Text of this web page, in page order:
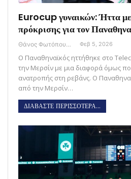
Eurocup γυναικών: Ήττα με
πρόκρισης για τον
Θάνος Φωτόπουλος Φεβ 5, 2026
Ο Παναθηναϊκός ηττήθηκε στο
την Μερσίν με μια διαφορά όμως
ανατροπής στη ρεβάνς. Ο
από την Μερσίν…
ΔΙΑΒΑΣΤΕ ΠΕΡΙΣΣΟΤΕΡΑ...